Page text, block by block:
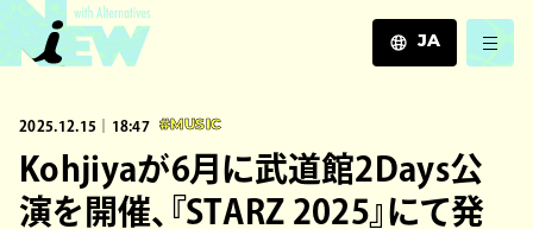
JA
ZH
2025.12.15｜18:47 #MUSIC
Kohjiyaが6月に武道館2Days公
演を開催、『STARZ 2025』にて発